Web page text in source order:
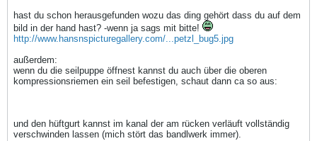
hast du schon herausgefunden wozu das ding gehört dass du auf dem
bild in der hand hast? -wenn ja sags mit bitte!
http://www.hansnspicturegallery.com/...petzl_bug5.jpg
außerdem:
wenn du die seilpuppe öffnest kannst du auch über die oberen
kompressionsriemen ein seil befestigen, schaut dann ca so aus:
und den hüftgurt kannst im kanal der am rücken verläuft vollständig
verschwinden lassen (mich stört das bandlwerk immer).